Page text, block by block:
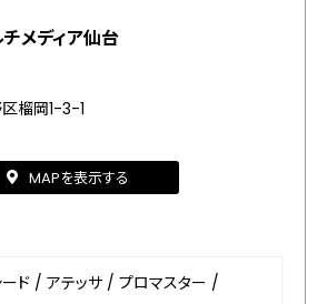
メディア仙台
榴岡1-3-1
MAPを表示する
ド / アテッサ / プロマスター /